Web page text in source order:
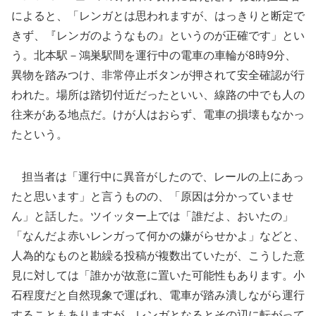
によると、「レンガとは思われますが、はっきりと断定で
きず、『レンガのようなもの』というのが正確です」とい
う。北本駅－鴻巣駅間を運行中の電車の車輪が8時9分、
異物を踏みつけ、非常停止ボタンが押されて安全確認が行
われた。場所は踏切付近だったといい、線路の中でも人の
往来がある地点だ。けが人はおらず、電車の損壊もなかっ
たという。
担当者は「運行中に異音がしたので、レールの上にあっ
たと思います」と言うものの、「原因は分かっていませ
ん」と話した。ツイッター上では「誰だよ、おいたの」
「なんだよ赤いレンガって何かの嫌がらせかよ」などと、
人為的なものと勘繰る投稿が複数出ていたが、こうした意
見に対しては「誰かが故意に置いた可能性もあります。小
石程度だと自然現象で運ばれ、電車が踏み潰しながら運行